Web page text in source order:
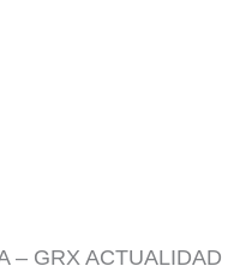
– GRX ACTUALIDAD